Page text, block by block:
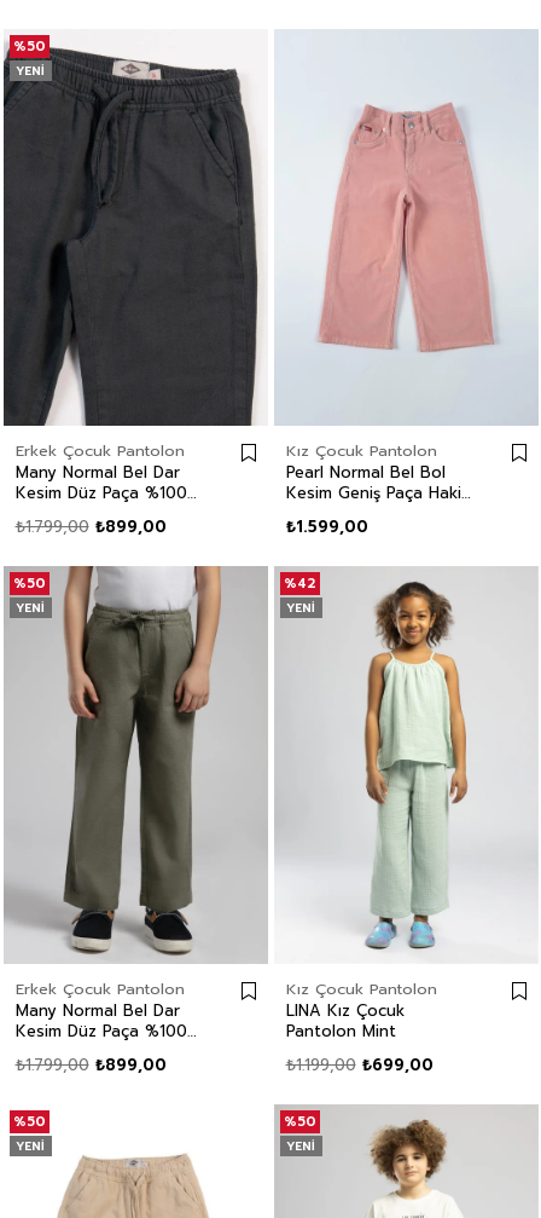
Erkek Çocuk Pantolon
Many Normal Bel Dar
Kesim Düz Paça %100
Çocuk Pantolon
₺899,00
₺1.799,00
%50
YENI
Kız Çocuk Pantolon
Pearl Normal Bel Bol
Kesim Geniş Paça Haki
₺1.599,00
Erkek Çocuk Pantolon
Many Normal Bel Dar
Kesim Düz Paça %100
Pantolon ₺899,00
₺1.799,00
%50
YENI
Kız Çocuk Pantolon
LINA Kız Çocuk
Pantolon Mint
₺699,00
₺1.199,00
%42
YENI
%50
YENI
%50
YENI